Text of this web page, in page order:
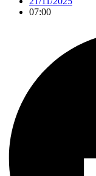
07:00